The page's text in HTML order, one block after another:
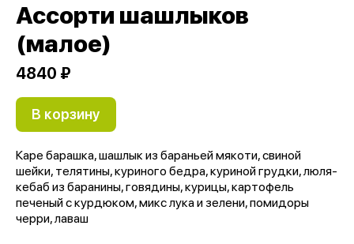
Ассорти шашлыков
(малое)
4840 ₽
В корзину
Каре барашка, шашлык из бараньей мякоти, свиной
шейки, телятины, куриного бедра, куриной грудки, люля-
кебаб из баранины, говядины, курицы, картофель
печеный с курдюком, микс лука и зелени, помидоры
черри, лаваш